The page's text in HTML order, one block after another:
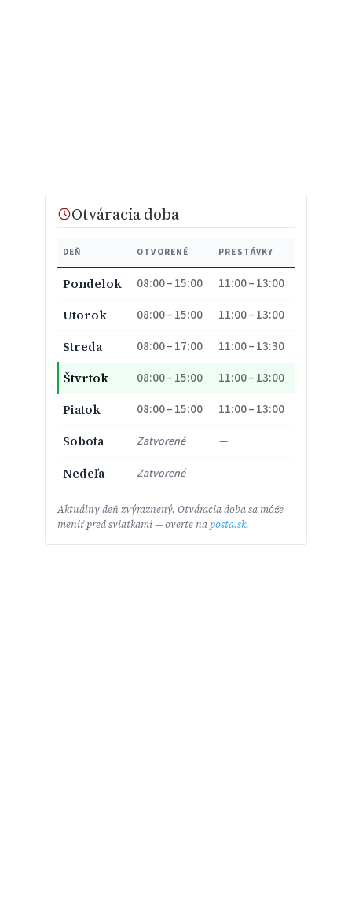
Otváracia doba
DEŇ OTVORENÉ PRESTÁVKY
Pondelok 08:00 – 15:00 11:00 – 13:00
Utorok 08:00 – 15:00 11:00 – 13:00
Streda 08:00 – 17:00 11:00 – 13:30
Štvrtok 08:00 – 15:00 11:00 – 13:00
Piatok 08:00 – 15:00 11:00 – 13:00
Sobota Zatvorené —
Nedeľa Zatvorené —
Aktuálny deň zvýraznený. Otváracia doba sa môže
meniť pred sviatkami — overte naposta.sk.